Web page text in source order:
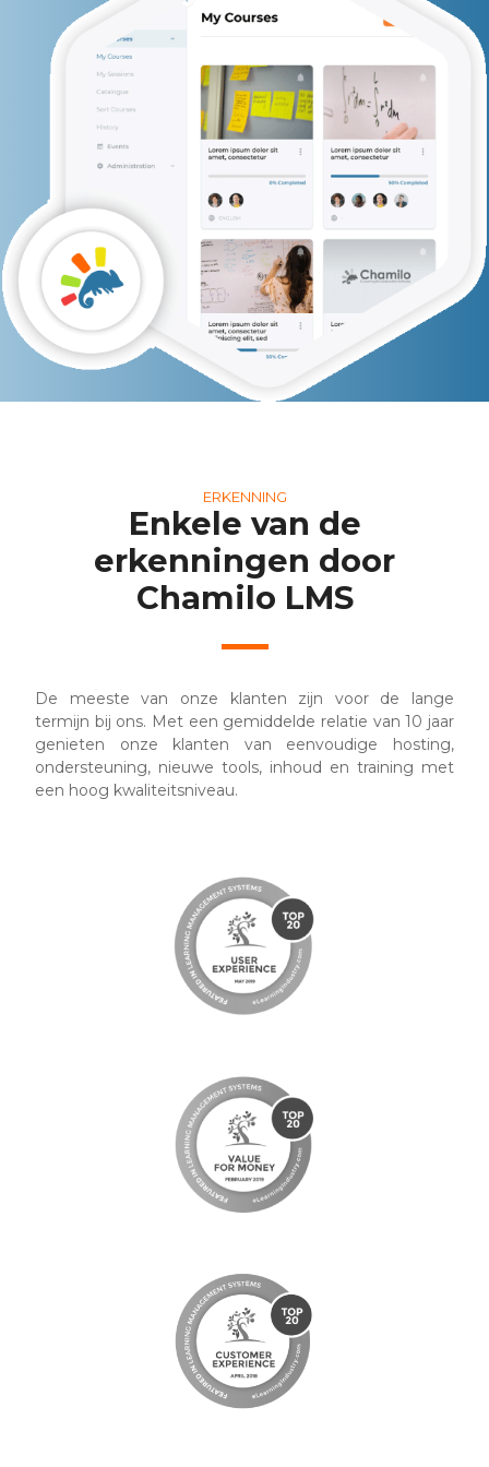
ERKENNING
Enkele van de
erkenningen door
Chamilo LMS
De meeste van onze klanten zijn voor de lange
termijn bij ons. Met een gemiddelde relatie van 10 jaar
genieten onze klanten van eenvoudige hosting,
ondersteuning, nieuwe tools, inhoud en training met
een hoog kwaliteitsniveau.